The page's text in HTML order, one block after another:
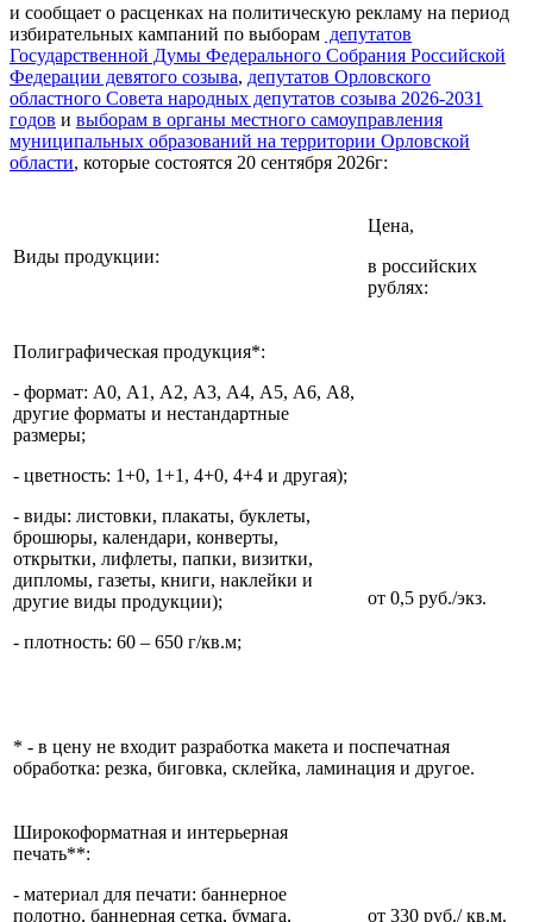
и сообщает о расценках на политическую рекламу на период
избирательных кампаний по выборам депутатов
Государственной Думы Федерального Собрания Российской
Федерации девятого созыва, депутатов Орловского
областного Совета народных депутатов созыва 2026-2031
годов и выборам в органы местного самоуправления
муниципальных образований на территории Орловской
области, которые состоятся 20 сентября 2026г:
Виды продукции:
Цена,
в российских
рублях:
Полиграфическая продукция*:
- формат: А0, А1, А2, А3, А4, А5, А6, А8,
другие форматы и нестандартные
размеры;
- цветность: 1+0, 1+1, 4+0, 4+4 и другая);
- виды: листовки, плакаты, буклеты,
брошюры, календари, конверты,
открытки, лифлеты, папки, визитки,
дипломы, газеты, книги, наклейки и
другие виды продукции);
- плотность: 60 – 650 г/кв.м;
от 0,5 руб./экз.
* - в цену не входит разработка макета и поспечатная
обработка: резка, биговка, склейка, ламинация и другое.
Широкоформатная и интерьерная
печать**:
- материал для печати: баннерное
полотно, баннерная сетка, бумага,
от 330 руб./ кв.м.